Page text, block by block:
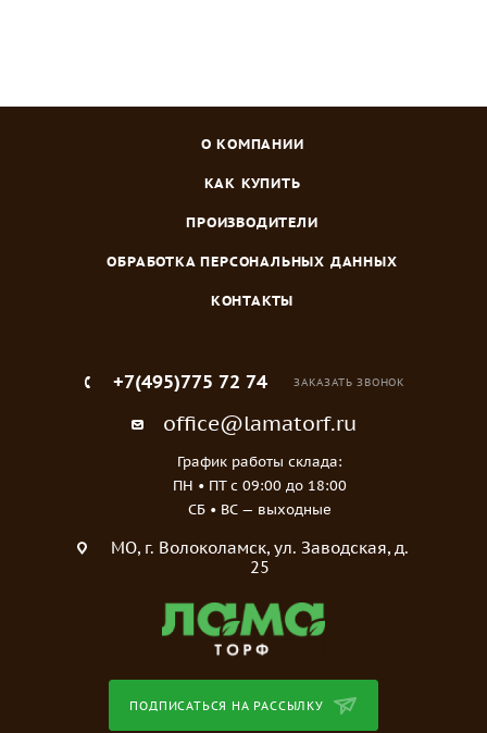
О КОМПАНИИ
КАК КУПИТЬ
ПРОИЗВОДИТЕЛИ
ОБРАБОТКА ПЕРСОНАЛЬНЫХ ДАННЫХ
КОНТАКТЫ
+7(495)775 72 74 ЗАКАЗАТЬ ЗВОНОК
office@lamatorf.ru
График работы склада:
ПН • ПТ c 09:00 до 18:00
СБ • ВС — выходные
МO, г. Волоколамск, ул. Заводская, д.
25
ПОДПИСАТЬСЯ НА РАССЫЛКУ